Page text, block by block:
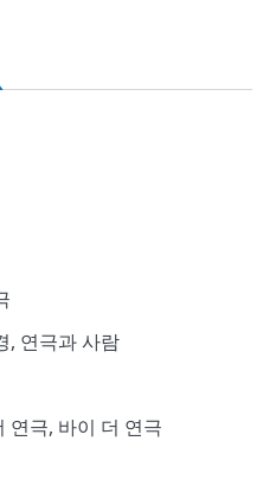
, 연극과 사람
연극, 바이 더 연극